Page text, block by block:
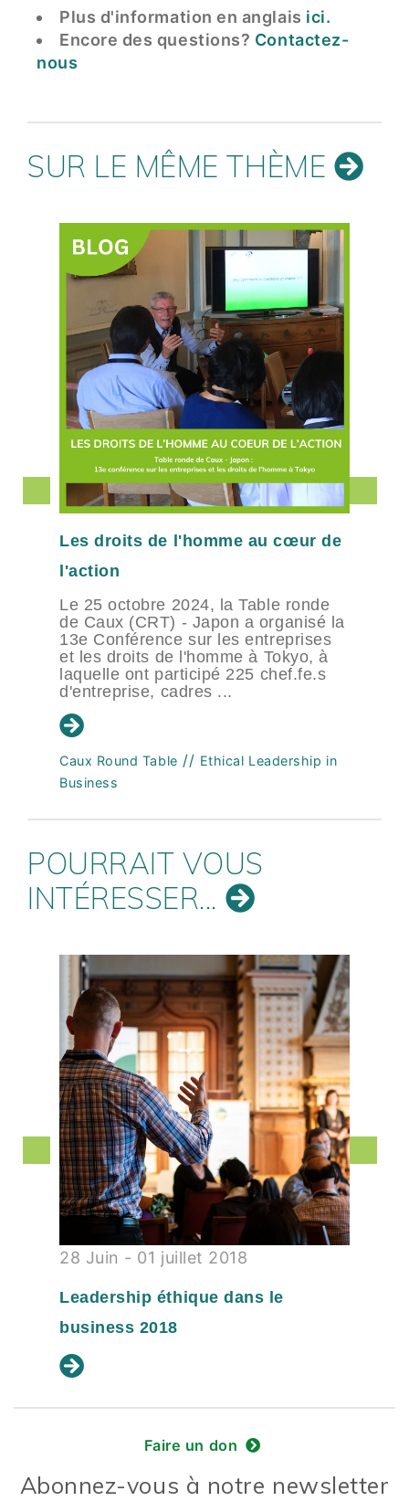
Plus d'information en anglais ici.
Encore des questions? Contactez-
nous
SUR LE MÊME THÈME
Les droits de l'homme au cœur de
l'action
Le 25 octobre 2024, la Table ronde
de Caux (CRT) - Japon a organisé la
13e Conférence sur les entreprises
et les droits de l'homme à Tokyo, à
laquelle ont participé 225 chef.fe.s
d'entreprise, cadres ...
Caux Round Table // Ethical Leadership in
Business
POURRAIT VOUS
INTÉRESSER...
28 Juin - 01 juillet 2018
Leadership éthique dans le
business 2018
Faire un don
Abonnez-vous à notre newsletter